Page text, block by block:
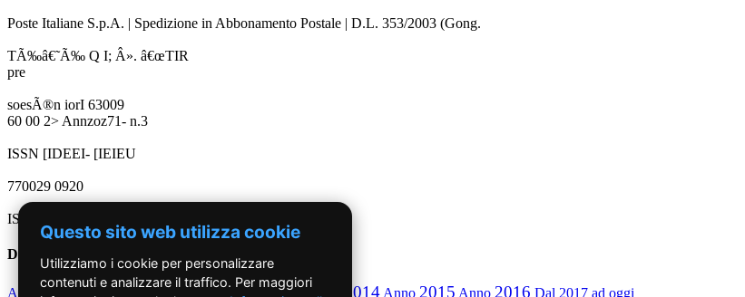
Poste Italiane S.p.A. | Spedizione in Abbonamento Postale | D.L. 353/2003 (Gong.
TÃ‰â€˜Ã‰ Q I; Â». â€œTIR
pre
soesÃ®n iorI 63009
60 00 2> Annzoz71- n.3
ISSN [IDEEI- [IEIEU
770029 0920
ISSN 0029- 0920
Dal 2010 ad oggi
Anno2010 Anno 2011Anno 2012 Anno 2013 Anno 2014 Anno 2015 Anno 2016 Dal 2017 ad oggi
Questo sito web utilizza cookie
Utilizziamo i cookie per personalizzare
contenuti e analizzare il traffico. Per maggiori